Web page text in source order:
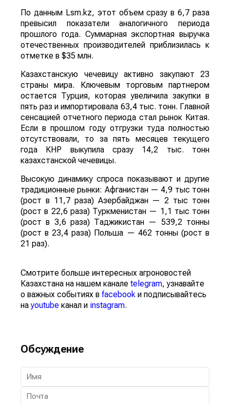
По данным Lsm.kz, этот объем сразу в 6,7 раза
превысил показатели аналогичного периода
прошлого года. Суммарная экспортная выручка
отечественных производителей приблизилась к
отметке в $35 млн.
Казахстанскую чечевицу активно закупают 23
страны мира. Ключевым торговым партнером
остается Турция, которая увеличила закупки в
пять раз и импортировала 63,4 тыс. тонн. Главной
сенсацией отчетного периода стал рынок Китая.
Если в прошлом году отгрузки туда полностью
отсутствовали, то за пять месяцев текущего
года КНР выкупила сразу 14,2 тыс. тонн
казахстанской чечевицы.
Высокую динамику спроса показывают и другие
традиционные рынки: Афганистан — 4,9 тыс тонн
(рост в 11,7 раза) Азербайджан — 2 тыс тонн
(рост в 22,6 раза) Туркменистан — 1,1 тыс тонн
(рост в 3,6 раза) Таджикистан — 539,2 тонны
(рост в 23,4 раза) Польша — 462 тонны (рост в
21 раз).
Смотрите больше интересных агроновостей
Казахстана на нашем канале telegram, узнавайте
о важных событиях в facebook и подписывайтесь
наyoutube канал и instagram.
Обсуждение